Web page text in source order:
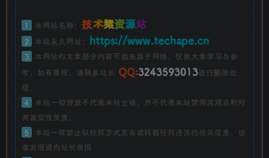
1 本网站名称： 技术猿资源站
2 本站永久网址： https://www.techape.cn
3
本网站的文章部分内容可能来源于网络，仅供大家学习与参
考，如有侵权，请联系站长 QQ:3243593013进行删除处
理。
4
本站一切资源不代表本站立场，并不代表本站赞同其观点和对
其真实性负责。
5
本站一律禁止以任何方式发布或转载任何违法的相关信息，访
客发现请向站长举报